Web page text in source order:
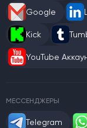
Google
Kick
YouTube
МЕССЕНДЖЕРЫ
Telegram